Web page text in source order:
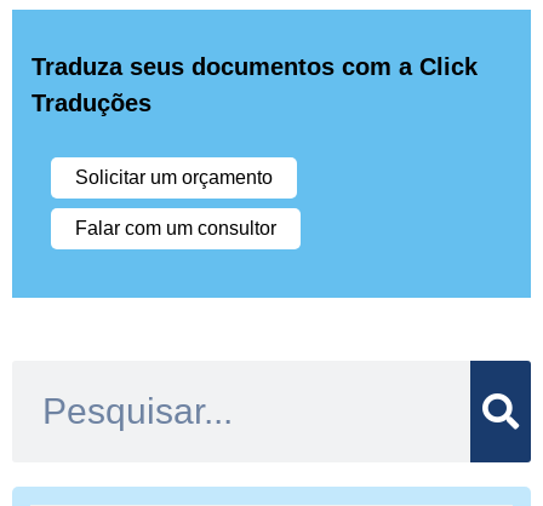
Traduza seus documentos com a Click
Traduções
Solicitar um orçamento
Falar com um consultor